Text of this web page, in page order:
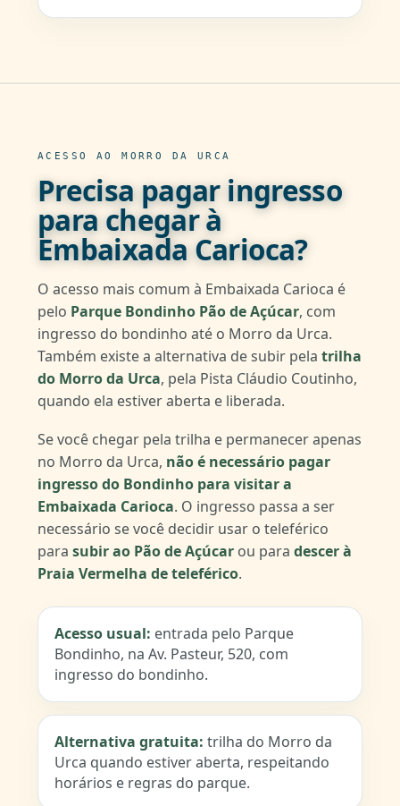
ACESSO AO MORRO DA URCA
Precisa pagar ingresso
para chegar à
Embaixada Carioca?
O acesso mais comum à Embaixada Carioca é
pelo Parque Bondinho Pão de Açúcar, com
ingresso do bondinho até o Morro da Urca.
Também existe a alternativa de subir pela trilha
do Morro da Urca, pela Pista Cláudio Coutinho,
quando ela estiver aberta e liberada.
Se você chegar pela trilha e permanecer apenas
no Morro da Urca, não é necessário pagar
ingresso do Bondinho para visitar a
Embaixada Carioca. O ingresso passa a ser
necessário se você decidir usar o teleférico
para subir ao Pão de Açúcar ou para descer à
Praia Vermelha de teleférico.
Acesso usual: entrada pelo Parque
Bondinho, na Av. Pasteur, 520, com
ingresso do bondinho.
Alternativa gratuita: trilha do Morro da
Urca quando estiver aberta, respeitando
horários e regras do parque.